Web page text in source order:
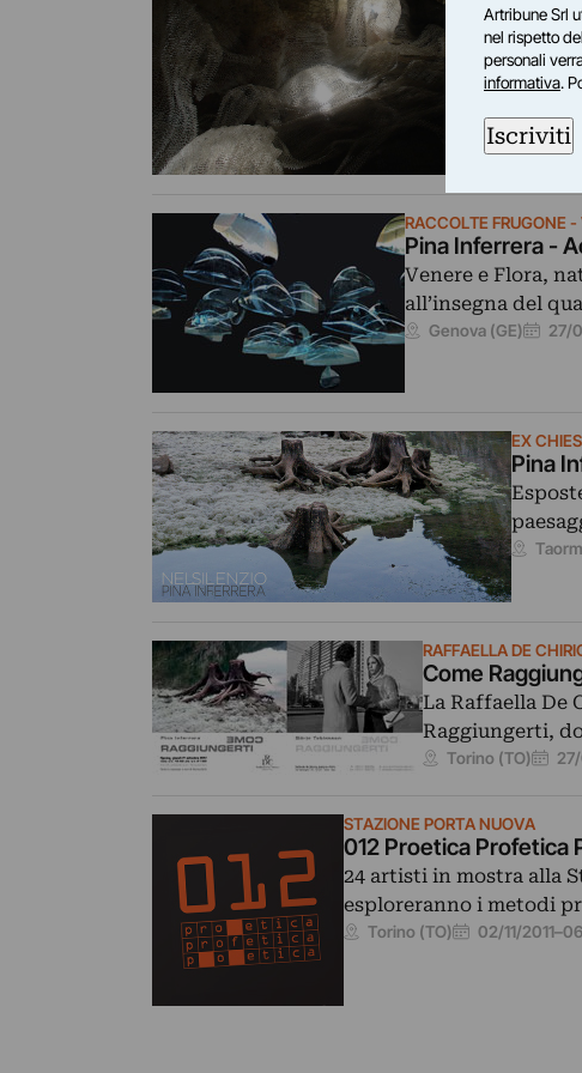
12/11/
RACCOLTE FRUGONE -
Pina Inferrera -
Venere e Flora,
all’insegna del
Genova (GE) 27/
EX
Pina
RAFFAELLA DE
Come
La Raffaella De
Raggiungerti,
Torino (TO)
STAZIONE PORTA NUOVA
012 Proetica Profetica
24 artisti in mostra alla
esploreranno i metodi
Torino (TO) 02/11/2011–
Artribune Srl
nel rispetto
personali
informativa.
Iscriviti